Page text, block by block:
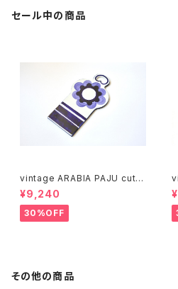
セール中の商品
vintage ARABIA PAJU cutti
ng boad / ヴィンテージ アラビ
ア パユ カッティングボード
¥9,240
30%OFF
その他の商品